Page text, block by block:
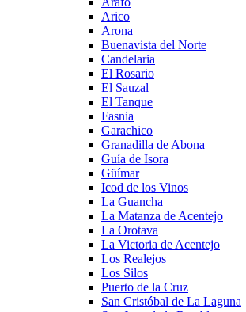
Arico
Arona
Buenavista del Norte
Candelaria
El Rosario
El Sauzal
El Tanque
Fasnia
Garachico
Granadilla de Abona
Guía de Isora
Güímar
Icod de los Vinos
La Guancha
La Matanza de Acentejo
La Orotava
La Victoria de Acentejo
Los Realejos
Los Silos
Puerto de la Cruz
San Cristóbal de La Laguna